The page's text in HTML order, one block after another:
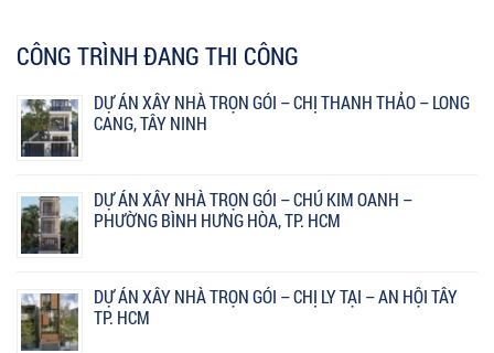
CÔNG TRÌNH ĐANG THI CÔNG
DỰ ÁN XÂY NHÀ TRỌN GÓI – CHỊ THANH THẢO – LONG
CANG, TÂY NINH
DỰ ÁN XÂY NHÀ TRỌN GÓI – CHÚ KIM OANH –
PHƯỜNG BÌNH HƯNG HÒA, TP. HCM
DỰ ÁN XÂY NHÀ TRỌN GÓI – CHỊ LY TẠI – AN HỘI TÂY
TP. HCM